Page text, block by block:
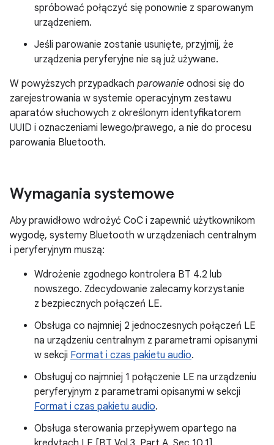
spróbować połączyć się ponownie z sparowanym
urządzeniem.
Jeśli parowanie zostanie usunięte, przyjmij, że
urządzenia peryferyjne nie są już używane.
W powyższych przypadkach parowanie odnosi się do
zarejestrowania w systemie operacyjnym zestawu
aparatów słuchowych z określonym identyfikatorem
UUID i oznaczeniami lewego/prawego, a nie do procesu
parowania Bluetooth.
Wymagania systemowe
Aby prawidłowo wdrożyć CoC i zapewnić użytkownikom
wygodę, systemy Bluetooth w urządzeniach centralnym
i peryferyjnym muszą:
Wdrożenie zgodnego kontrolera BT 4.2 lub
nowszego. Zdecydowanie zalecamy korzystanie
z bezpiecznych połączeń LE.
Obsługa co najmniej 2 jednoczesnych połączeń LE
na urządzeniu centralnym z parametrami opisanymi
w sekcji Format i czas pakietu audio.
Obsługuj co najmniej 1 połączenie LE na urządzeniu
peryferyjnym z parametrami opisanymi w sekcji
Format i czas pakietu audio.
Obsługa sterowania przepływem opartego na